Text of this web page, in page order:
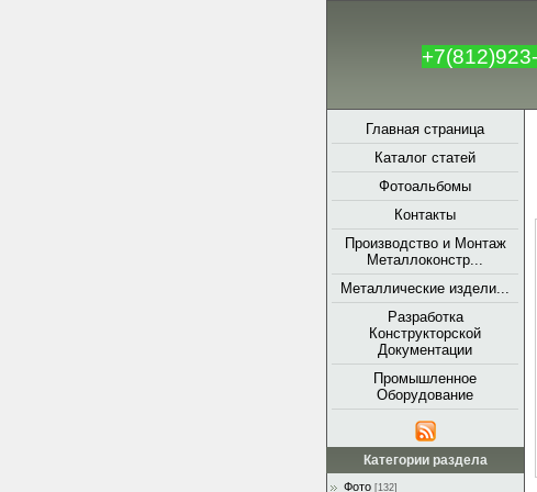
Главная страница
Каталог статей
Фотоальбомы
Контакты
Производство и Монтаж
Металлоконстр...
Металлические издели...
Разработка
Конструкторской
Документации
Промышленное
Оборудование
Категории раздела
Фото [132]